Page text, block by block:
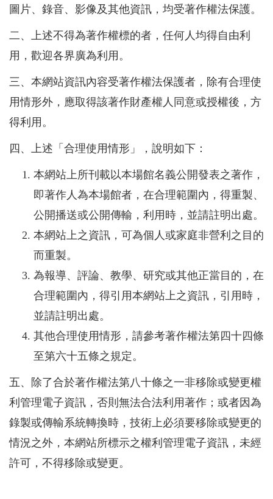
圖片、錄音、影像及其他資訊，均受著作權法保護。
二、上述不得為著作權標的者，任何人均得自由利
用，歡迎各界廣為利用。
三、本網站資訊內容受著作權法保護者，除有合理使
用情形外，應取得該著作財產權人同意或授權後，方
得利用。
四、上述「合理使用情形」，說明如下：
本網站上所刊載以本場館名義公開發表之著作，
即著作人為本場館者，在合理範圍內，得重製、
公開播送或公開傳輸，利用時，並請註明出處。
本網站上之資訊，可為個人或家庭非營利之目的
而重製。
為報導、評論、教學、研究或其他正當目的，在
合理範圍內，得引用本網站上之資訊，引用時，
並請註明出處。
其他合理使用情形，請參考著作權法第四十四條
至第六十五條之規定。
五、除了合於著作權法第八十條之一非移除或變更權
利管理電子資訊，否則無法合法利用著作；或者因為
錄製或傳輸系統轉換時，技術上必須要移除或變更的
情況之外，本網站所標示之權利管理電子資訊，未經
許可，不得移除或變更。